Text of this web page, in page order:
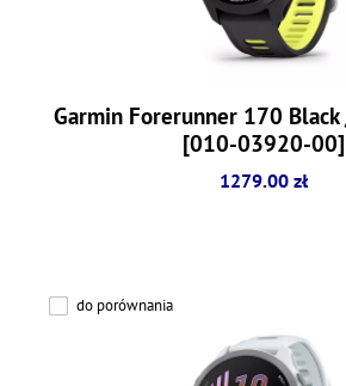
Garmin Forerunner 170
[010-03920-00]
1279.00 zł
do porównania